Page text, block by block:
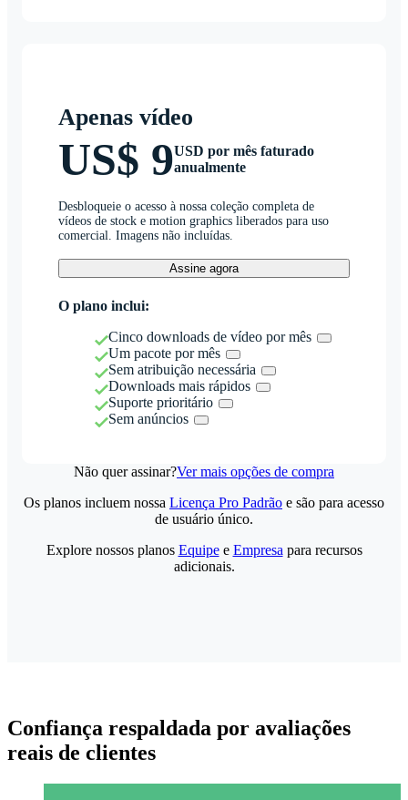
Apenas vídeo
US$ 9USD por mês faturado
anualmente
Desbloqueie o acesso à nossa coleção completa de
vídeos de stock e motion graphics liberados para uso
comercial. Imagens não incluídas.
Assine agora
O plano inclui:
Cinco downloads de vídeo por mês
Um pacote por mês
Sem atribuição necessária
Downloads mais rápidos
Suporte prioritário
Sem anúncios
Não quer assinar?Ver mais opções de compra
Os planos incluem nossa Licença Pro Padrão e são para acesso
de usuário único.
Explore nossos planos Equipee Empresa para recursos
adicionais.
Confiança respaldada por avaliações
reais de clientes